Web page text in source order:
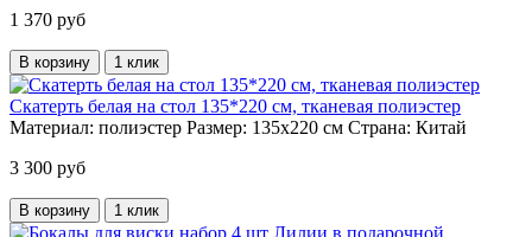
1 370 руб
В корзину 1 клик
Скатерть белая на стол 135*220 см, тканевая полиэстер
Материал: полиэстер Размер: 135х220 см Страна: Китай
3 300 руб
В корзину 1 клик